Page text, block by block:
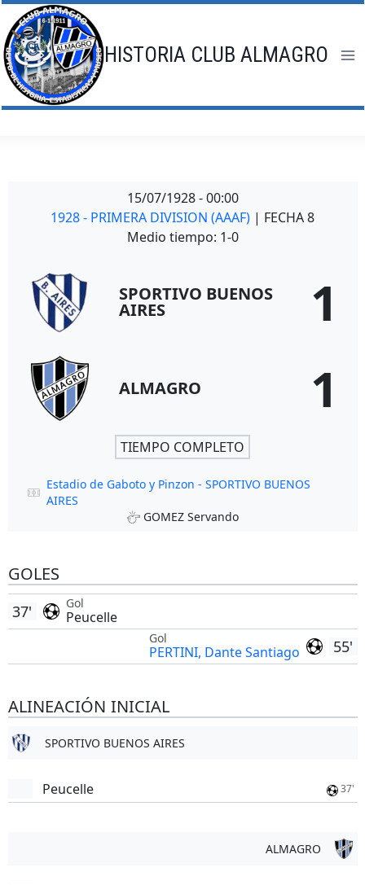
Saltar
al
contenido
HISTORIA CLUB ALMAGRO
15/07/1928 - 00:00
1928 - PRIMERA DIVISION (AAAF) | FECHA 8
Medio tiempo: 1-0
SPORTIVO BUENOS
AIRES 1
ALMAGRO 1
TIEMPO COMPLETO
Estadio de Gaboto y Pinzon - SPORTIVO BUENOS
AIRES
GOMEZ Servando
GOLES
Gol
Peucelle
37'
55'
Gol
PERTINI, Dante Santiago
ALINEACIÓN INICIAL
SPORTIVO BUENOS AIRES
Peucelle 37'
ALMAGRO